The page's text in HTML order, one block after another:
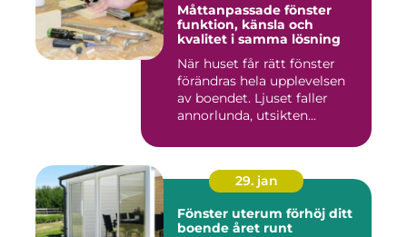
Måttanpassade fönster
funktion, känsla och
kvalitet i samma lösning
När huset får rätt fönster
förändras hela upplevelsen
av boendet. Ljuset faller
annorlunda, utsikten...
29. jan
Fönster uterum förhöj ditt
boende året runt